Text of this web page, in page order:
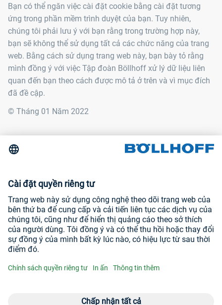
Bạn có thể ngăn việc cài đặt cookie bằng cài đặt tương
ứng trong phần mềm trình duyệt của bạn. Tuy nhiên,
chúng tôi phải lưu ý với bạn rằng trong trường hợp này,
bạn sẽ không thể sử dụng tất cả các chức năng của trang
web. Bằng cách sử dụng trang web này, bạn bày tỏ rằng
mình đồng ý với việc Tập đoàn Böllhoff xử lý dữ liệu liên
quan đến bạn theo cách được mô tả ở trên và vì mục đích
đã đề cập.
© Tháng 01 Năm 2022
Liên hệ
Hội chợ thương mại và hội thảo
In ấn
Chính sách quyền riêng tư
Truy cập trang web của chúng